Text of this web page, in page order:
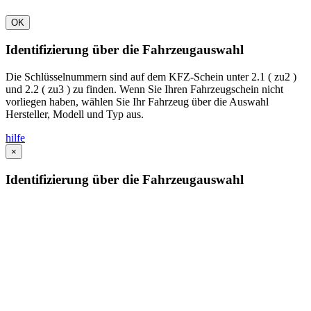
OK
Identifizierung über die Fahrzeugauswahl
Die Schlüsselnummern sind auf dem KFZ-Schein unter 2.1 ( zu2 )
und 2.2 ( zu3 ) zu finden. Wenn Sie Ihren Fahrzeugschein nicht
vorliegen haben, wählen Sie Ihr Fahrzeug über die Auswahl
Hersteller, Modell und Typ aus.
hilfe
×
Identifizierung über die Fahrzeugauswahl